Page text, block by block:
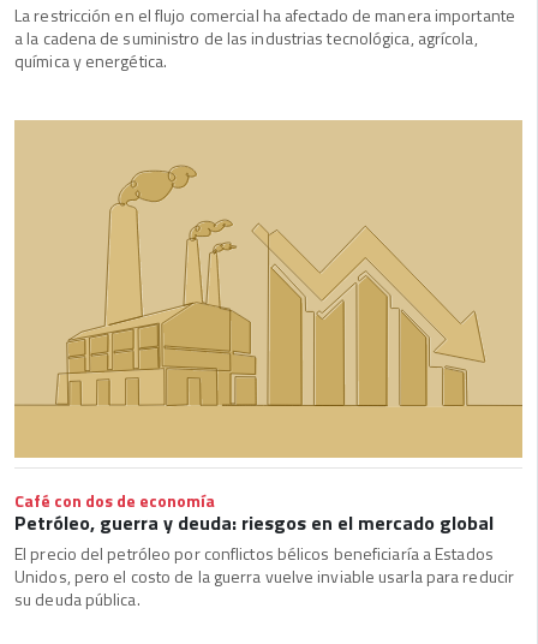
La restricción en el flujo comercial ha afectado de manera importante
a la cadena de suministro de las industrias tecnológica, agrícola,
química y energética.
Café con dos de economía
Petróleo, guerra y deuda: riesgos en el mercado global
El precio del petróleo por conflictos bélicos beneficiaría a Estados
Unidos, pero el costo de la guerra vuelve inviable usarla para reducir
su deuda pública.